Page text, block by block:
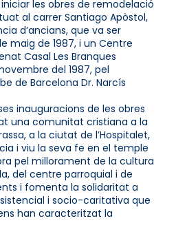
iniciar les obres de remodelació
al carrer Santiago Apòstol,
d’ancians, que va ser
maig de 1987, i un Centre
Casal Les Branques
del 1987, pel
de Barcelona Dr. Narcís
inauguracions de les obres
una comunitat cristiana a la
a la ciutat de l’Hospitalet,
i viu la seva fe en el temple
pel millorament de la cultura
del centre parroquial i de
i fomenta la solidaritat a
i socio-caritativa que
han caracteritzat la